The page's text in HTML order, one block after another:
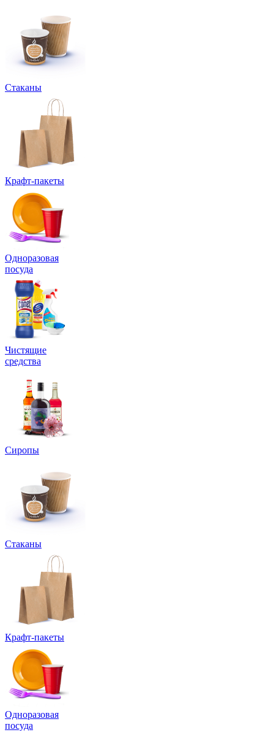
Стаканы
Крафт-пакеты
Одноразовая
посуда
Чистящие
средства
Сиропы
Стаканы
Крафт-пакеты
Одноразовая
посуда